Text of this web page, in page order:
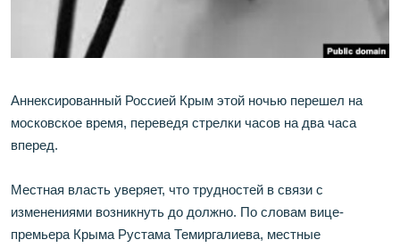
ПОБЕДИТЕЛЕЙ НЕ СУДЯТ?
КРЫМ.НЕПОКОРЕННЫЙ
ПРИСОЕДИНЯЙТЕСЬ!
Аннексированный Россией Крым этой ночью перешел на
московское время, переведя стрелки часов на два часа
вперед.
Местная власть уверяет, что трудностей в связи с
изменениями возникнуть до должно. По словам вице-
премьера Крыма Рустама Темиргалиева, местные